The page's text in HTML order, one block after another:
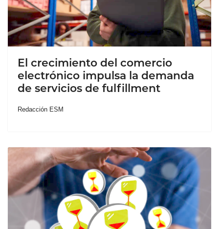
El crecimiento del comercio
electrónico impulsa la demanda
de servicios de fulfillment
Redacción ESM